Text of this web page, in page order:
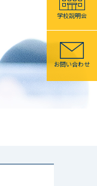
学校説明会
お問い合わせ